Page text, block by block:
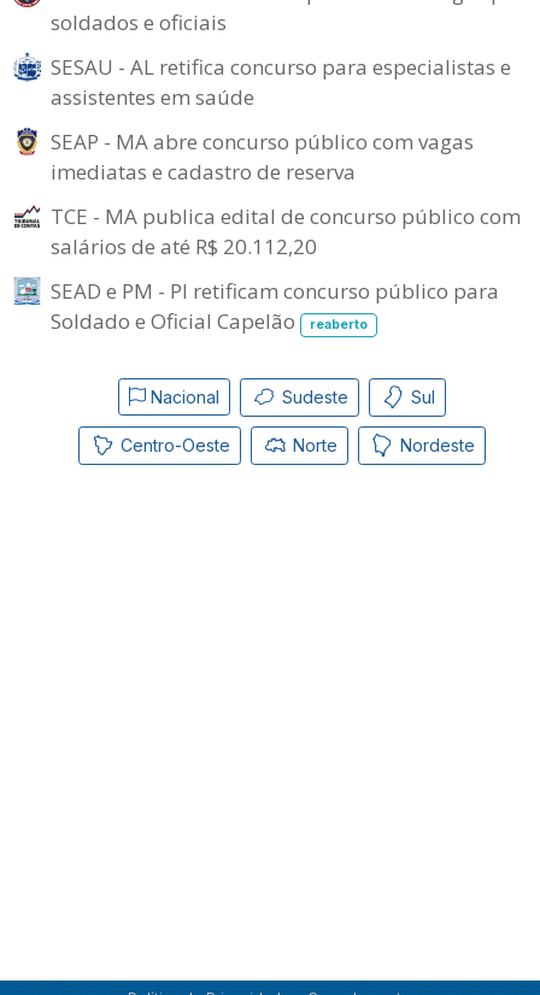
soldados e oficiais
SESAU - AL retifica concurso para especialistas e
assistentes em saúde
SEAP - MA abre concurso público com vagas
imediatas e cadastro de reserva
TCE - MA publica edital de concurso público com
salários de até R$ 20.112,20
SEAD e PM - PI retificam concurso público para
Soldado e Oficial Capelão
reaberto
Nacional Sudeste Sul
Centro-Oeste Norte Nordeste